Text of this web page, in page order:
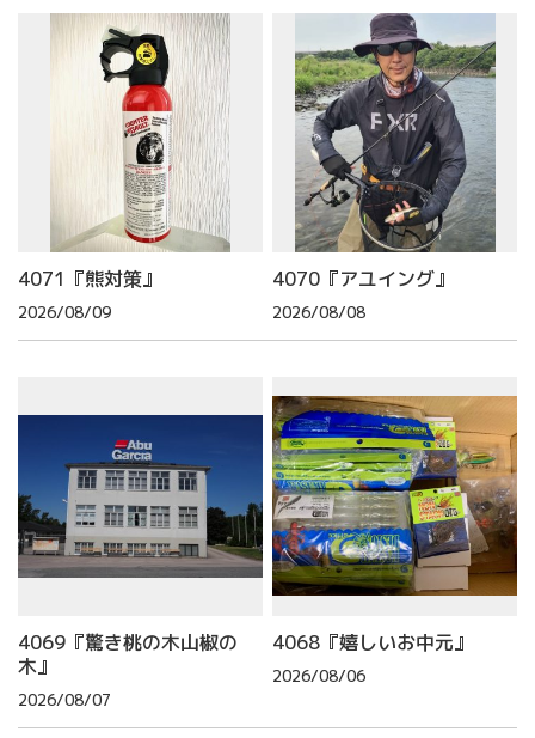
4071『熊対策』
2026/08/09
4070『アユイング』
2026/08/08
4069『驚き桃の木山椒の
木』
2026/08/07
4068『嬉しいお中元』
2026/08/06